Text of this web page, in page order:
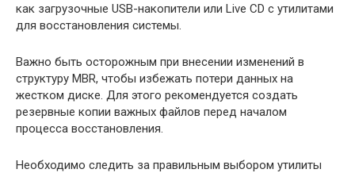
как загрузочные USB-накопители или Live CD с утилитами
для восстановления системы.
Важно быть осторожным при внесении изменений в
структуру MBR, чтобы избежать потери данных на
жестком диске. Для этого рекомендуется создать
резервные копии важных файлов перед началом
процесса восстановления.
Необходимо следить за правильным выбором утилиты